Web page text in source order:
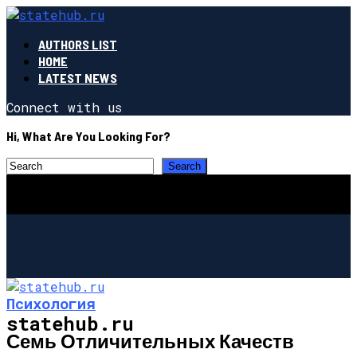
AUTHORS LIST
HOME
LATEST NEWS
Connect with us
Hi, What Are You Looking For?
statehub.ru
Психология
Семь Отличительных Качеств